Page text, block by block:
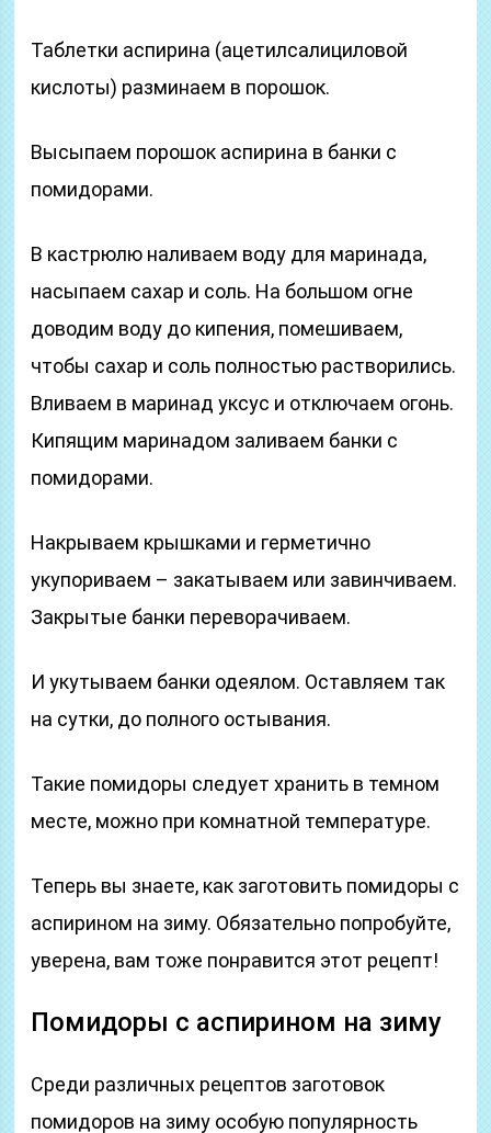
Таблетки аспирина (ацетилсалициловой
кислоты) разминаем в порошок.
Высыпаем порошок аспирина в банки с
помидорами.
В кастрюлю наливаем воду для маринада,
насыпаем сахар и соль. На большом огне
доводим воду до кипения, помешиваем,
чтобы сахар и соль полностью растворились.
Вливаем в маринад уксус и отключаем огонь.
Кипящим маринадом заливаем банки с
помидорами.
Накрываем крышками и герметично
укупориваем – закатываем или завинчиваем.
Закрытые банки переворачиваем.
И укутываем банки одеялом. Оставляем так
на сутки, до полного остывания.
Такие помидоры следует хранить в темном
месте, можно при комнатной температуре.
Теперь вы знаете, как заготовить помидоры с
аспирином на зиму. Обязательно попробуйте,
уверена, вам тоже понравится этот рецепт!
Помидоры с аспирином на зиму
Среди различных рецептов заготовок
помидоров на зиму особую популярность